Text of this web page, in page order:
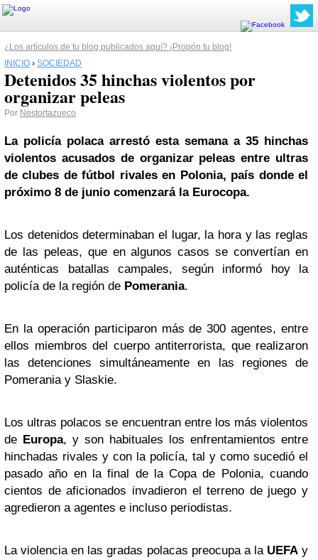
¿Los artículos de tu blog publicados aquí? ¡Propón tu blog!
INICIO › SOCIEDAD
Detenidos 35 hinchas violentos por
organizar peleas
Por Nestortazueco
La policía polaca arrestó esta semana a 35 hinchas
violentos acusados de organizar peleas entre ultras
de clubes de fútbol rivales en Polonia, país donde el
próximo 8 de junio comenzará la Eurocopa.
Los detenidos determinaban el lugar, la hora y las reglas
de las peleas, que en algunos casos se convertían en
auténticas batallas campales, según informó hoy la
policía de la región de Pomerania.
En la operación participaron más de 300 agentes, entre
ellos miembros del cuerpo antiterrorista, que realizaron
las detenciones simultáneamente en las regiones de
Pomerania y Slaskie.
Los ultras polacos se encuentran entre los más violentos
de Europa, y son habituales los enfrentamientos entre
hinchadas rivales y con la policía, tal y como sucedió el
pasado año en la final de la Copa de Polonia, cuando
cientos de aficionados invadieron el terreno de juego y
agredieron a agentes e incluso periodistas.
La violencia en las gradas polacas preocupa a la UEFAy